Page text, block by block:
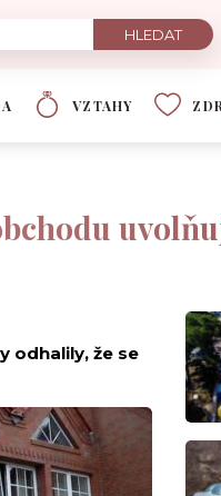
VZTAHY
odhalily, že se